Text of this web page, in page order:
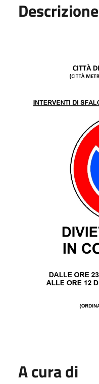
Descrizione
A cura di